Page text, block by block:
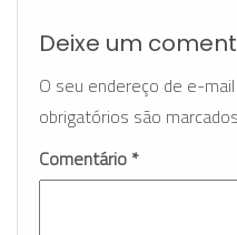
Deixe um
O seu endereço de e-
obrigatórios são
Comentário*